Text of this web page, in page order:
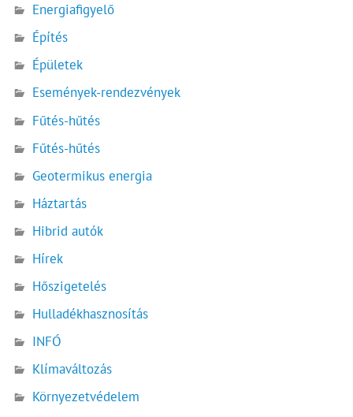
Energiafigyelő
Építés
Épületek
Események-rendezvények
Fűtés-hűtés
Fűtés-hűtés
Geotermikus energia
Háztartás
Hibrid autók
Hírek
Hőszigetelés
Hulladékhasznosítás
INFÓ
Klímaváltozás
Környezetvédelem